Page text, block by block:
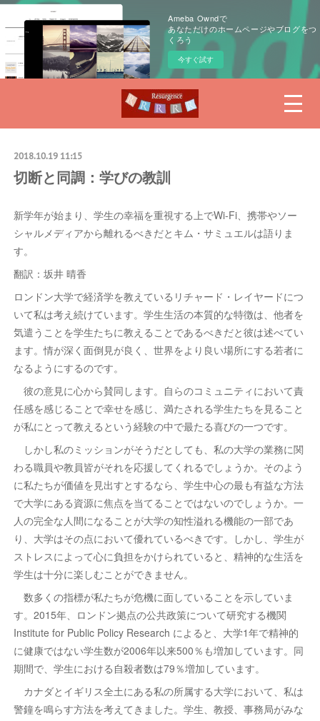
Ameba Owndで
あなただけのホームページやブログをつ
くろう
今すぐ試す
2018.10.19 11:15
切断と同調：学びの教訓
新学年が始まり、学生の幸福を重視する上でWi-Fi、携帯やソー
シャルメディアから離れるべきだとキム・サミュエルは語りま
す。
翻訳：坂井 晴香
ロンドン大学で経済学を教えているリチャード・レイヤードにつ
いて私は考え続けています。学生生活の本質的な特徴は、他者を
気遣うことを学生たちに教えることであるべきだと彼は述べてい
ます。情が深く面倒見が良く、世界をより良い場所にする若者に
なるようにするのです。
彼の意見に心から賛同します。自らのコミュニティにおいて責
任感を感じることで幸せを感じ、満たされる学生たちを見ること
が私にとって教えるという経験の中で最たる喜びの一つです。
しかし私のミッションがそうだとしても、私の大学の業務に関
わる職員や教員皆がそれを応援してくれるでしょうか。そのよう
に私たちが価値を見出すとするなら、学生中心の最も有益な方法
で大学にある資源に焦点を当てることではないのでしょうか。一
人の完全な人間になることが大学の知性溢れる機能の一部であ
り、大学はその点において優れているべきです。しかし、学生が
ストレスによって心に負担をかけられていると、精神的な生活を
学生は十分に楽しむことができません。
数多くの指標が私たちが危機に面していることを示していま
す。2015年、ロンドン拠点の公共政策について研究する機関
Institute for Public Policy Research によると、大学1年で精神的
に健康ではない学生数が2006年以来500％も増加しています。同
期間で、学生における自殺者数は79％増加しています。
カナダとイギリス全土にある私の所属する大学において、私は
警鐘を鳴らす方法を考えてきました。学生、教授、事務局がみな